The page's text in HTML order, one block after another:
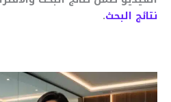
نتائج البحث.